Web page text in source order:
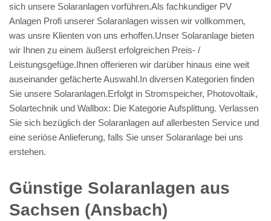
sich unsere Solaranlagen vorführen.Als fachkundiger PV
Anlagen Profi unserer Solaranlagen wissen wir vollkommen,
was unsre Klienten von uns erhoffen.Unser Solaranlage bieten
wir Ihnen zu einem äußerst erfolgreichen Preis- /
Leistungsgefüge.Ihnen offerieren wir darüber hinaus eine weit
auseinander gefächerte Auswahl.In diversen Kategorien finden
Sie unsere Solaranlagen.Erfolgt in Stromspeicher, Photovoltaik,
Solartechnik und Wallbox: Die Kategorie Aufsplittung. Verlassen
Sie sich bezüglich der Solaranlagen auf allerbesten Service und
eine seriöse Anlieferung, falls Sie unser Solaranlage bei uns
erstehen.
Günstige Solaranlagen aus
Sachsen (Ansbach)